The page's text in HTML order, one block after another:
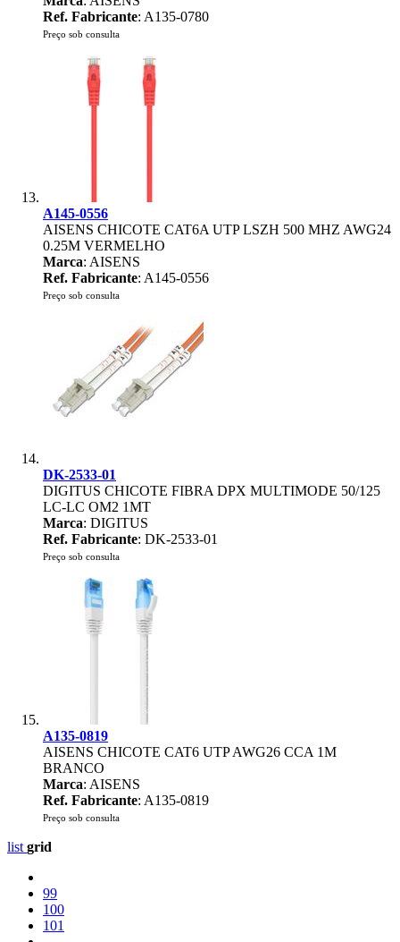
Ref. Fabricante: A135-0780
Preço sob consulta
A145-0556
AISENS CHICOTE CAT6A UTP LSZH 500 MHZ AWG24
0.25M VERMELHO
Marca: AISENS
Ref. Fabricante: A145-0556
Preço sob consulta
DK-2533-01
DIGITUS CHICOTE FIBRA DPX MULTIMODE 50/125
LC-LC OM2 1MT
Marca: DIGITUS
Ref. Fabricante: DK-2533-01
Preço sob consulta
A135-0819
AISENS CHICOTE CAT6 UTP AWG26 CCA 1M
BRANCO
Marca: AISENS
Ref. Fabricante: A135-0819
Preço sob consulta
list grid
99
100
101